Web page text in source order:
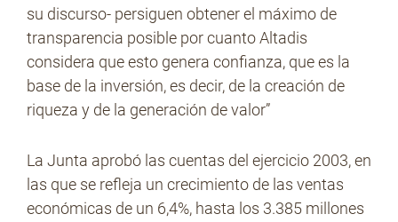
su discurso- persiguen obtener el máximo de
transparencia posible por cuanto Altadis
considera que esto genera confianza, que es la
base de la inversión, es decir, de la creación de
riqueza y de la generación de valor”
La Junta aprobó las cuentas del ejercicio 2003, en
las que se refleja un crecimiento de las ventas
económicas de un 6,4%, hasta los 3.385 millones